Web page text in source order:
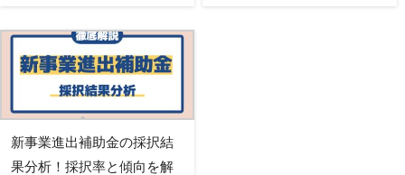
新事業進出補助金の採択結
果分析！採択率と傾向を解